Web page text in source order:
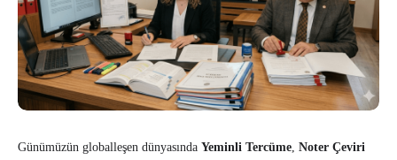
Günümüzün globalleşen dünyasında Yeminli Tercüme, Noter Çeviri